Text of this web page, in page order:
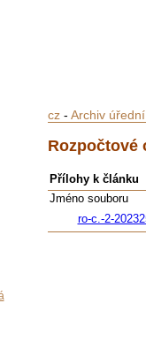
cz- Archiv
Rozpočtové
Přílohy k článku
Jméno souboru
ro-c.-2-